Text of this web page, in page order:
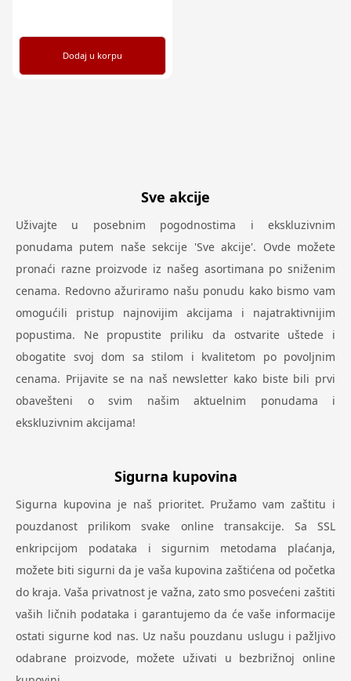
Dodaj u korpu
Sve akcije
Uživajte u posebnim pogodnostima i ekskluzivnim
ponudama putem naše sekcije 'Sve akcije'. Ovde možete
pronaći razne proizvode iz našeg asortimana po sniženim
cenama. Redovno ažuriramo našu ponudu kako bismo vam
omogućili pristup najnovijim akcijama i najatraktivnijim
popustima. Ne propustite priliku da ostvarite uštede i
obogatite svoj dom sa stilom i kvalitetom po povoljnim
cenama. Prijavite se na naš newsletter kako biste bili prvi
obavešteni o svim našim aktuelnim ponudama i
ekskluzivnim akcijama!
Sigurna kupovina
Sigurna kupovina je naš prioritet. Pružamo vam zaštitu i
pouzdanost prilikom svake online transakcije. Sa SSL
enkripcijom podataka i sigurnim metodama plaćanja,
možete biti sigurni da je vaša kupovina zaštićena od početka
do kraja. Vaša privatnost je važna, zato smo posvećeni zaštiti
vaših ličnih podataka i garantujemo da će vaše informacije
ostati sigurne kod nas. Uz našu pouzdanu uslugu i pažljivo
odabrane proizvode, možete uživati u bezbrižnoj online